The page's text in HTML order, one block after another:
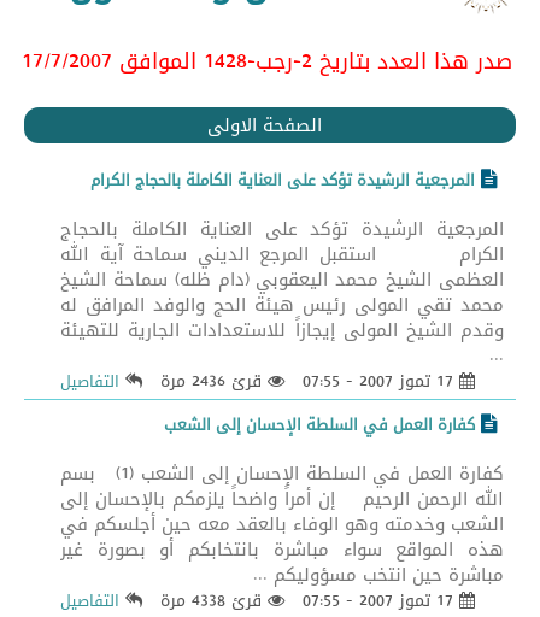
صدر هذا العدد بتاريخ 2-رجب-1428 الموافق 17/7/2007
الصفحة الاولى
المرجعية الرشيدة تؤكد على العناية الكاملة بالحجاج الكرام
المرجعية الرشيدة تؤكد على العناية الكاملة بالحجاج
الكرام استقبل المرجع الديني سماحة آية الله
العظمى الشيخ محمد اليعقوبي (دام ظله) سماحة الشيخ
محمد تقي المولى رئيس هيئة الحج والوفد المرافق له
وقدم الشيخ المولى إيجازاً للاستعدادات الجارية للتهيئة
...
قرئ 2436 مرة
التفاصيل
كفارة العمل في السلطة الإحسان إلى الشعب
كفارة العمل في السلطة الإحسان إلى الشعب (1) بسم
الله الرحمن الرحيم إن أمراً واضحاً يلزمكم بالإحسان إلى
الشعب وخدمته وهو الوفاء بالعقد معه حين أجلسكم في
هذه المواقع سواء مباشرة بانتخابكم أو بصورة غير
مباشرة حين انتخب مسؤوليكم ...
قرئ 4338 مرة
التفاصيل